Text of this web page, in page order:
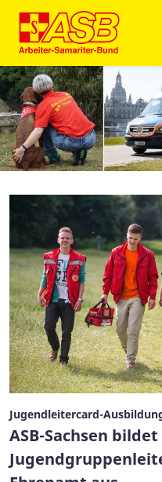
Jugendleitercard-
ASB-Sachsen bildet